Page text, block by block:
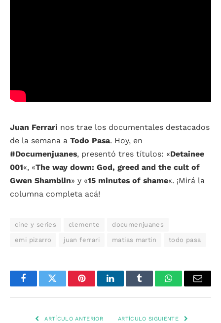
Juan Ferrari nos trae los documentales destacados
de la semana a Todo Pasa. Hoy, en
#Documenjuanes, presentó tres títulos: «Detainee
001«, «The way down: God, greed and the cult of
Gwen Shamblin» y «15 minutes of shame«. ¡Mirá la
columna completa acá!
cine y series clemente documenjuanes
emi pizarro juan ferrari matias martin todo pasa
FacebookTwitter PinterestLinkedInTumblr WhatsAppEmail
ARTÍCULO ANTERIOR ARTÍCULO SIGUIENTE